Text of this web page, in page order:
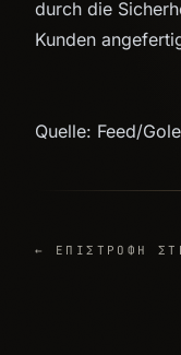
durch die
Kunden
Quelle: Feed/
← ΕΠΙΣΤΡΟΦΉ